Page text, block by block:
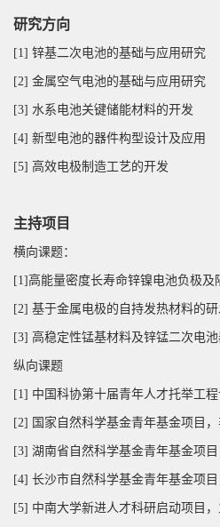
研究方向
[1] 锌基二次电池的基础与应用研究
[2] 金属空气电池的基础与应用研究
[3] 水系电池关键储能材料的开发
[4] 新型电池的器件构型设计及应用
[5] 高效电极制造工艺的开发
主持项目
横向课题：
[1] 高能量密度长寿命锌镍电池负极及
[2] 基于金属电极的自持发热材料的研
[3] 高稳定性锰基材料及锌锰二次电
纵向课题
[1] 中国科协第十届青年人才托举工
[2] 国家 自然科学基金青年基金项目
[3] 湖南省自然科学基金青年基金项
[4] 长沙市自然科学基金青年基金项
[5] 中南大学新进人才科研启动项目